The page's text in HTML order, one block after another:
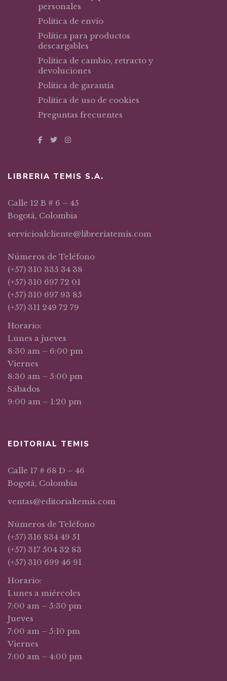
personales
Política de envío
Política para productos
descargables
Política de cambio, retracto y
devoluciones
Política de garantía
Política de uso de cookies
Preguntas frecuentes
LIBRERIA TEMIS S.A.
Calle 12 B # 6 – 45
Bogotá, Colombia
servicioalcliente@libreriatemis.com
Números de Teléfono
(+57) 310 335 34 38
(+57) 310 697 72 01
(+57) 310 697 93 85
(+57) 311 249 72 79
Horario:
Lunes a jueves
8:30 am – 6:00 pm
Viernes
8:30 am – 5:00 pm
Sábados
9:00 am – 1:20 pm
EDITORIAL TEMIS
Calle 17 # 68 D – 46
Bogotá, Colombia
ventas@editorialtemis.com
Números de Teléfono
(+57) 316 834 49 51
(+57) 317 504 32 83
(+57) 310 699 46 91
Horario:
Lunes a miércoles
7:00 am – 5:30 pm
Jueves
7:00 am – 5:10 pm
Viernes
7:00 am – 4:00 pm